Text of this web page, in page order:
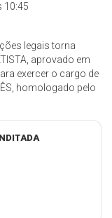
10:45
legais torna
aprovado em
exercer o cargo de
homologado pelo